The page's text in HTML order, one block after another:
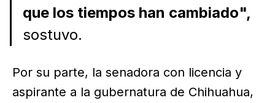
que los tiempos han cambiado",
sostuvo.
Por su parte, la senadora con licencia y
aspirante a la gubernatura de Chihuahua,